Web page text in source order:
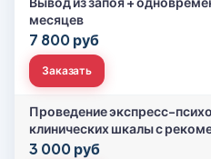
месяцев
7 800 руб
Заказать
Проведение экспресс-
клинических шкалы с
3 000 руб